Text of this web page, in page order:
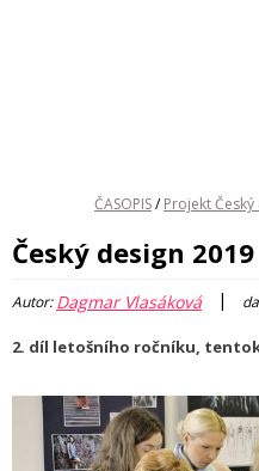
ČASOPIS/ Projekt Český
Český design 2019
Autor:Dagmar Vlasáková |
2. díl letošního ročníku,